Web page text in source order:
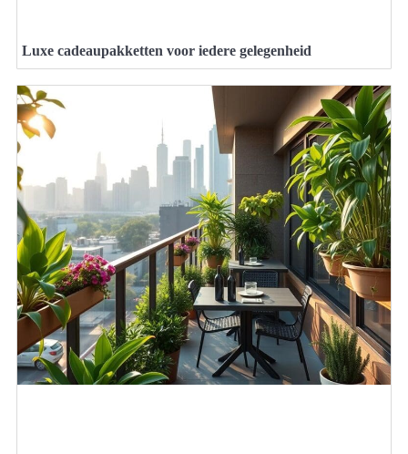
Luxe cadeaupakketten voor iedere gelegenheid